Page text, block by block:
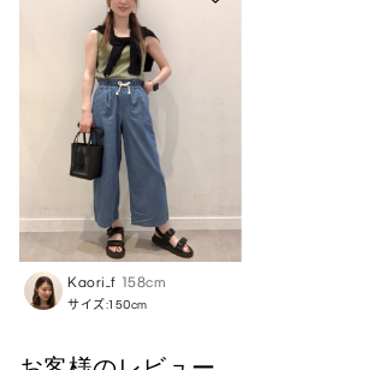
Kaori_f 158cm
サイズ:150cm